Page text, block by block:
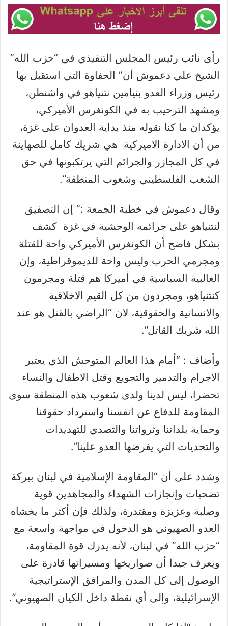
رأى نائب رئيس المجلس التنفيذي في “حزب الله”
الشيخ علي دعموش أن” الحفاوة التي استقبل بها
رئيس وزراء العدو بنيامين نتنياهو في واشنطن،
ومشهد الترحيب به في الكونغرس الأميركي،
يؤكدان ما كنا نقوله منذ بداية العدوان على غزة،
من أن الادارة الاميركية هي شريك كامل للصهاينة
في كل المجازر والجرائم التي يرتكبونها في حق
الشعب الفلسطيني وشعوب المنطقة”.
وقال دعموش في خطبة الجمعة :” إن التصفيق
لنتنياهو على جرائمه الوحشية في غزة كشف
بشكل فاضح أن الكونغرس الأميركي واحة للقتلة
ومجرمي الحرب وليس واحة للديموقراطية، وإن
الغالبية السياسية في أميركا هم قتلة ومجرمون
كنتنياهو، ومجردون من كل القيم الاخلاقية
والانسانية والحقوقية، لان “الراضي بالقتل هو عند
الله شريك القاتل”.
وأضاف : “أمام هذا العالم المتوحش الذي يعتبر
الاجرام والتدمير والتجويع وقتل الاطفال والنساء
تحضرا، ليس لدينا ولدى شعوب هذه المنطقة سوى
المقاومة للدفاع عن انفسنا واسترداد حقوقنا
وحماية بلداننا وثرواتنا والتصدي للتهديدات
والتحديات التي يفرضها العدو علينا”.
وشدد على أن “المقاومة الإسلامية في لبنان ببركة
تضحيات وإنجازات الشهداء والمجاهدين قوية
وصلبة وعزيزة ومقتدرة، ولذلك فإن أكثر ما يخشاه
العدو الصهيوني هو الدخول في مواجهة واسعة مع
“حزب الله” في لبنان، لأنه يدرك قوة المقاومة،
ويعرف جيدا أن صواريخها ومسيراتها قادرة على
الوصول إلى كل المدن والمرافق الإستراتيجية
الإسرائيلية، وإلى أي نقطة داخل الكيان الصهيوني”.